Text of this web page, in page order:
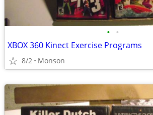
• •
XBOX 360 Kinect Exercise Programs
8/2 Monson